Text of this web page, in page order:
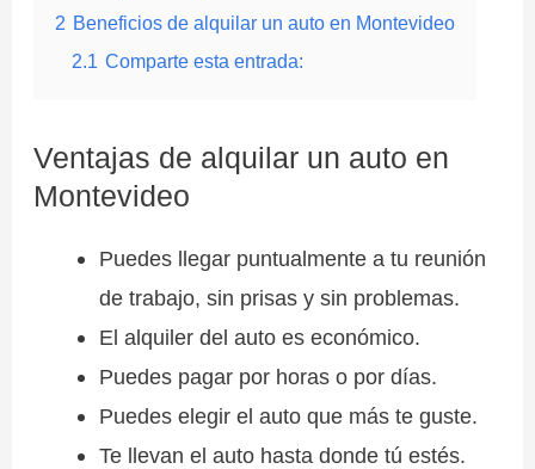
2 Beneficios de alquilar un auto en Montevideo
2.1 Comparte esta entrada:
Ventajas de alquilar un auto en
Montevideo
Puedes llegar puntualmente a tu reunión
de trabajo, sin prisas y sin problemas.
El alquiler del auto es económico.
Puedes pagar por horas o por días.
Puedes elegir el auto que más te guste.
Te llevan el auto hasta donde tú estés.